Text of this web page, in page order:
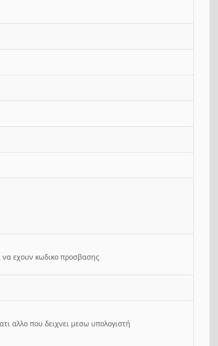
να εχουν κωδικο προσβασης
αλλο που δειχνει μεσω υπολογιστή